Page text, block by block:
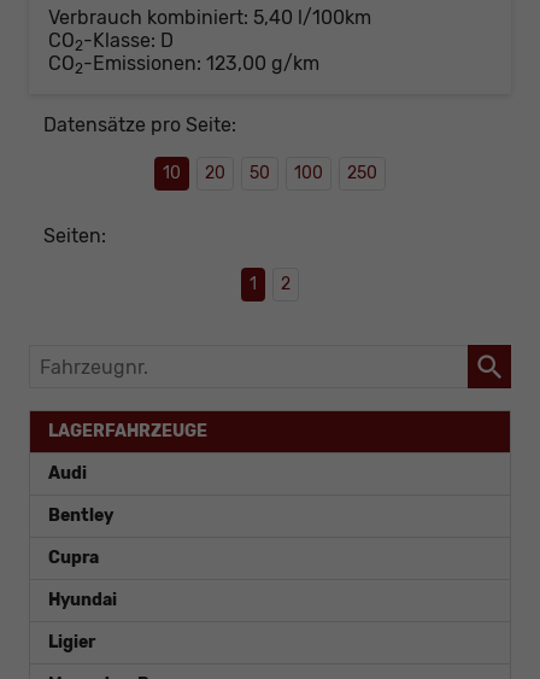
Verbrauch kombiniert: 5,40 l/100km
CO2-Klasse: D
CO2-Emissionen: 123,00 g/km
Datensätze pro Seite:
10 20 50 100 250
Seiten:
1 2
Fahrzeugnr.
LAGERFAHRZEUGE
Audi
Bentley
Cupra
Hyundai
Ligier